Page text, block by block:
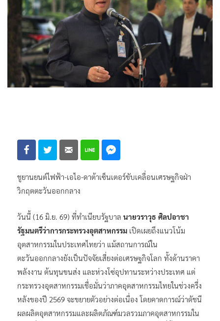
ชูยานยนต์ไฟฟ้า-เอไอ-ดาต้าเซ็นเตอร์ขับเคลื่อนเศรษฐกิจฝ่า
วิกฤตตะวันออกกลาง
วันนี้ (16 มิ.ย. 69) ที่ทำเนียบรัฐบาล นายวราวุธ ศิลปอาชา
รัฐมนตรีว่าการกระทรวงอุตสาหกรรม เปิดเผยถึงแนวโน้ม
อุตสาหกรรมในประเทศไทยว่า แม้สถานการณ์ใน
ตะวันออกกลางยังเป็นปัจจัยเสี่ยงต่อเศรษฐกิจโลก ทั้งด้านราคา
พลังงาน ต้นทุนขนส่ง และห่วงโซ่อุปทานระหว่างประเทศ แต่
กระทรวงอุตสาหกรรมเชื่อมั่นว่าภาคอุตสาหกรรมไทยในช่วงครึ่ง
หลังของปี 2569 จะขยายตัวอย่างต่อเนื่อง โดยคาดการณ์ว่าดัชนี
ผลผลิตอุตสาหกรรมและผลิตภัณฑ์มวลรวมภาคอุตสาหกรรมใน